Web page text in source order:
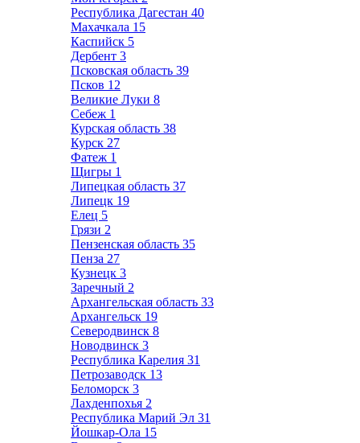
Республика Дагестан 40
Махачкала 15
Каспийск 5
Дербент 3
Псковская область 39
Псков 12
Великие Луки 8
Себеж 1
Курская область 38
Курск 27
Фатеж 1
Щигры 1
Липецкая область 37
Липецк 19
Елец 5
Грязи 2
Пензенская область 35
Пенза 27
Кузнецк 3
Заречный 2
Архангельская область 33
Архангельск 19
Северодвинск 8
Новодвинск 3
Республика Карелия 31
Петрозаводск 13
Беломорск 3
Лахденпохья 2
Республика Марий Эл 31
Йошкар-Ола 15